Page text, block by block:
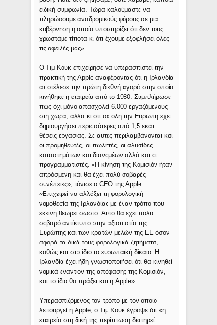
ειδική συμφωνία. Τώρα καλούμαστε να
πληρώσουμε αναδρομικούς φόρους σε μια
κυβέρνηση η οποία υποστηρίζει ότι δεν τους
χρωστάμε τίποτα κι ότι έχουμε εξοφλήσει όλες
τις οφειλές μας».
Ο Τιμ Κουκ επιχείρησε να υπερασπιστεί την
πρακτική της Apple αναφέροντας ότι η Ιρλανδία
αποτέλεσε την πρώτη διεθνή αγορά στην οποία
κινήθηκε η εταιρεία από το 1980. Συμπλήρωσε
πως όχι μόνο απασχολεί 6.000 εργαζόμενους
στη χώρα, αλλά κι ότι σε όλη την Ευρώπη έχει
δημιουργήσει περισσότερες από 1,5 εκατ.
θέσεις εργασίας. Σε αυτές περιλαμβάνονται και
οι προμηθευτές, οι πωλητές, οι αλυσίδες
καταστημάτων και διανομέων αλλά και οι
προγραμματιστές. «Η κίνηση της Κομισιόν ήταν
απρόσμενη και θα έχει πολύ σοβαρές
συνέπειες», τόνισε ο CEO της Apple.
«Επιχειρεί να αλλάξει τη φορολογική
νομοθεσία της Ιρλανδίας με έναν τρόπο που
εκείνη θεωρεί σωστό. Αυτό θα έχει πολύ
σοβαρό αντίκτυπο στην αξιοπιστία της
Ευρώπης και των κρατών-μελών της ΕΕ όσον
αφορά τα δικά τους φορολογικά ζητήματα,
καθώς και στο ίδιο το ευρωπαϊκή δίκαιο. Η
Ιρλανδία έχει ήδη γνωστοποιήσει ότι θα κινηθεί
νομικά εναντίον της απόφασης της Κομισιόν,
και το ίδιο θα πράξει και η Apple».
Υπερασπιζόμενος τον τρόπο με τον οποίο
λειτουργεί η Apple, ο Τιμ Κουκ έγραψε ότι «η
εταιρεία στη δική της περίπτωση διατηρεί